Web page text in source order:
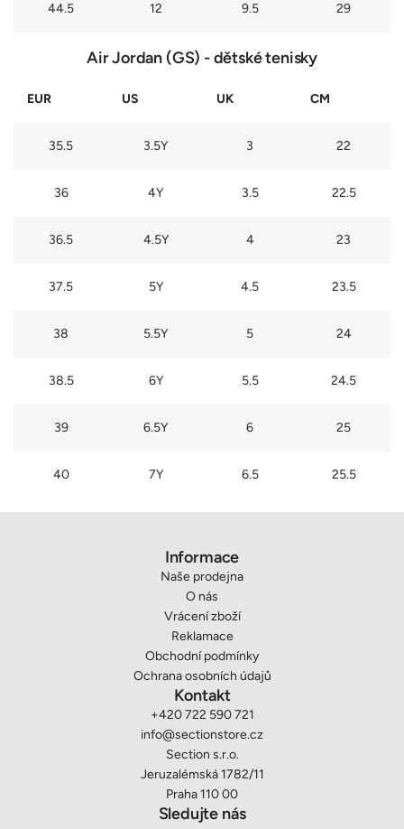
44.5 12 9.5 29
Air Jordan (GS) - dětské tenisky
EUR US UK CM
35.5 3.5Y 3 22
36 4Y 3.5 22.5
36.5 4.5Y 4 23
37.5 5Y 4.5 23.5
38 5.5Y 5 24
38.5 6Y 5.5 24.5
39 6.5Y 6 25
40 7Y 6.5 25.5
Informace
Naše prodejna
O nás
Vrácení zboží
Reklamace
Obchodní podmínky
Ochrana osobních údajů
Kontakt
+420 722 590 721
info@sectionstore.cz
Section s.r.o.
Jeruzalémská 1782/11
Praha 110 00
Sledujte nás